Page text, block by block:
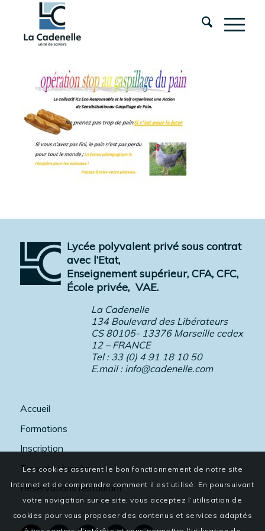
Lycée polyvalent privé sous contrat
avec l’Etat,
Enseignement supérieur, CFA, CFC,
École privée, VAE.
La Cadenelle
134 Boulevard des Libérateurs
CS 80105- 13376 Marseille cedex
12 – FRANCE
Tel : 33 (0) 4 91 18 10 50
E.mail : info@cadenelle.com
Accueil
Formations
Inscription
Taux de réussite
Réservations restaurant
Les cookies assurent le bon fonctionnement de notre site
Internet et de comprendre comment il est utilisé. En poursuivant
votre navigation sur ce site, vous acceptez l’utilisation de
cookies pour vous proposer des contenus et services adaptés